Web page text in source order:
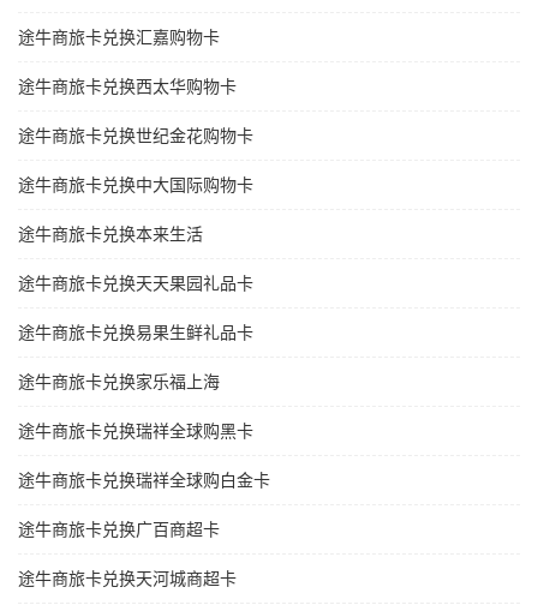
途牛商旅卡兑换汇嘉购物卡
途牛商旅卡兑换西太华购物卡
途牛商旅卡兑换世纪金花购物卡
途牛商旅卡兑换中大国际购物卡
途牛商旅卡兑换本来生活
途牛商旅卡兑换天天果园礼品卡
途牛商旅卡兑换易果生鲜礼品卡
途牛商旅卡兑换家乐福上海
途牛商旅卡兑换瑞祥全球购黑卡
途牛商旅卡兑换瑞祥全球购白金卡
途牛商旅卡兑换广百商超卡
途牛商旅卡兑换天河城商超卡